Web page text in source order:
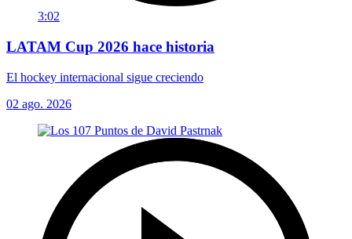
3:02
LATAM Cup 2026 hace historia
El hockey internacional sigue creciendo
02 ago. 2026